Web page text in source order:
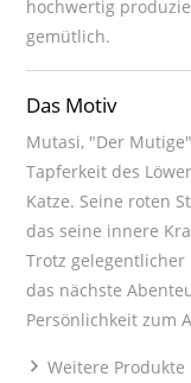
hochwertig
gemütlich.
Das Motiv
Mutasi, "Der
Tapferkeit des
Katze. Seine roten
das seine innere
Trotz
das nächste
Persönlichkeit zum
Weitere